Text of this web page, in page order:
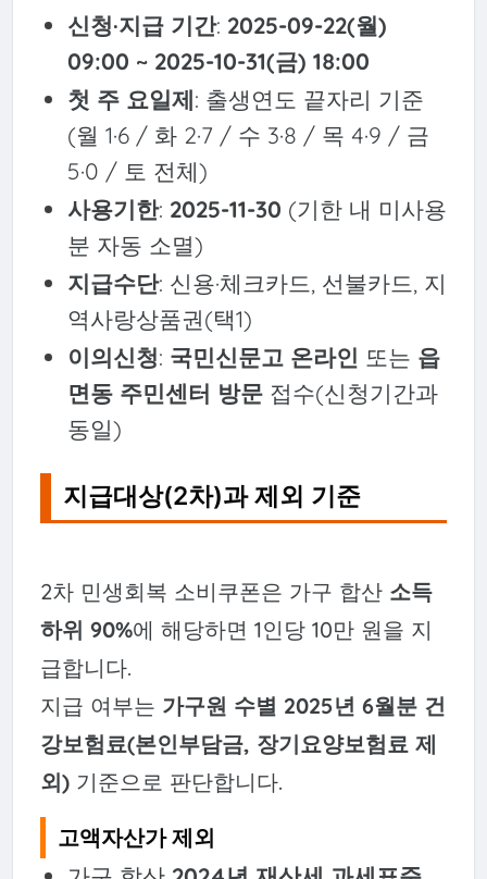
신청·지급 기간: 2025-09-22(월)
09:00 ~ 2025-10-31(금) 18:00
첫 주 요일제: 출생연도 끝자리 기준
(월 1·6 / 화 2·7 / 수 3·8 / 목 4·9 / 금
5·0 / 토 전체)
사용기한: 2025-11-30 (기한 내 미사용
분 자동 소멸)
지급수단: 신용·체크카드, 선불카드, 지
역사랑상품권(택1)
이의신청: 국민신문고 온라인 또는 읍
면동 주민센터 방문접수(신청기간과
동일)
지급대상(2차)과 제외 기준
2차 민생회복 소비쿠폰은 가구 합산 소득
하위 90%에 해당하면 1인당 10만 원을 지
급합니다.
지급 여부는 가구원 수별 2025년 6월분 건
강보험료(본인부담금, 장기요양보험료 제
외)기준으로 판단합니다.
고액자산가 제외